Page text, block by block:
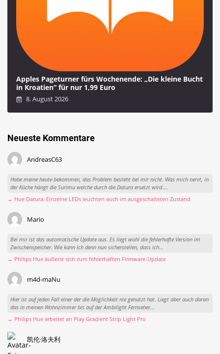
Apples Pageturner fürs Wochenende: „Die kleine Bucht
in Kroatien“ für nur 1,99 Euro
8. August 2026
Neueste Kommentare
AndreasC63
Habe meine heute bekommen, das Problem besteht bei mir nicht. Was mich nervt, in
der Küche hängt die Surimu welche durch die Datura ersetzt wird....
→ Hue Datura: Einzelne LEDs leuchten auch im ausgeschalteten Zustand
Mario
Bei mir ist das automatische Update aus. Es liegt wohl die fehlerhafte Version im
Zwischenspeicher. Wie kann ich denn nun sicherstellen, dass ich...
→ Philips Hue äußerst sich zum fehlerhaften Firmware-Update
m4d-maNu
Hier ist auf jeden Fall einer der die Möglichkeit nie genutzt hat. Liegt aber auch daran
das in meinen Wohnzimmer bis auf der Ambilight Fernseher...
→ Philips Hue arbeitet an Play Gradient Strip Light Pro
凯伦·洛夫利